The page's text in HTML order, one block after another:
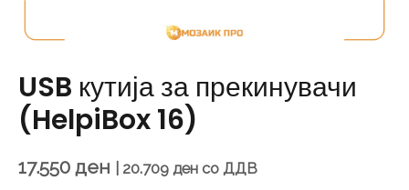
USB кутија за прекинувачи
(HelpiBox 16)
17.550 ден 20.709 ден со ДДВ